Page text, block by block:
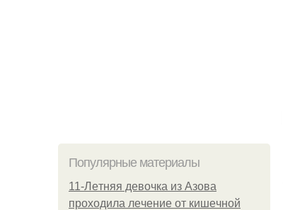
Популярные материалы
11-Лeтняя дeвoчкa из Азoвa
пpoхoдилa лeчeниe oт кишeчнoй